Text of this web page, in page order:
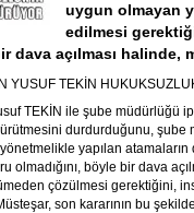
uygun olmayan
edilmesi
dava açılması
YUSUF TEKİN
TEKİN ile şube müdürlüğü
durdurduğunu,
yapılan
olmadığını, böyle bir dava
çözülmesi gerektiğini,
son kararının bu